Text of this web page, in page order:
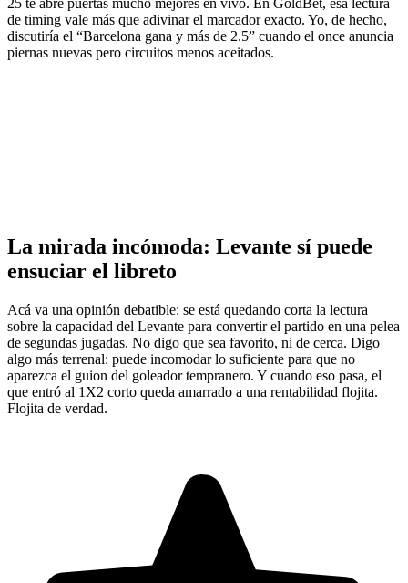
25 te abre puertas mucho mejores en vivo. En GoldBet, esa lectura
de timing vale más que adivinar el marcador exacto. Yo, de hecho,
discutiría el “Barcelona gana y más de 2.5” cuando el once anuncia
piernas nuevas pero circuitos menos aceitados.
La mirada incómoda: Levante sí puede
ensuciar el libreto
Acá va una opinión debatible: se está quedando corta la lectura
sobre la capacidad del Levante para convertir el partido en una pelea
de segundas jugadas. No digo que sea favorito, ni de cerca. Digo
algo más terrenal: puede incomodar lo suficiente para que no
aparezca el guion del goleador tempranero. Y cuando eso pasa, el
que entró al 1X2 corto queda amarrado a una rentabilidad flojita.
Flojita de verdad.